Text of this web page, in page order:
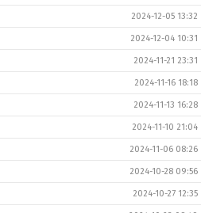
2024-12-05 13:32
2024-12-04 10:31
2024-11-21 23:31
2024-11-16 18:18
2024-11-13 16:28
2024-11-10 21:04
2024-11-06 08:26
2024-10-28 09:56
2024-10-27 12:35